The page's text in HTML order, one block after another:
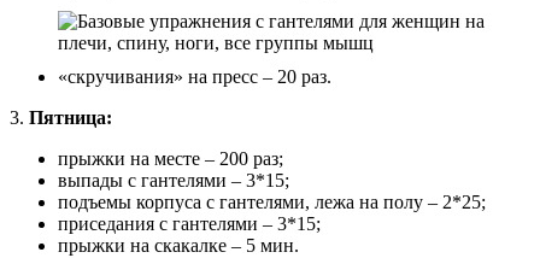
«скручивания» на пресс – 20 раз.
3. Пятница:
прыжки на месте – 200 раз;
выпады с гантелями – 3*15;
подъемы корпуса с гантелями, лежа на полу – 2*25;
приседания с гантелями – 3*15;
прыжки на скакалке – 5 мин.